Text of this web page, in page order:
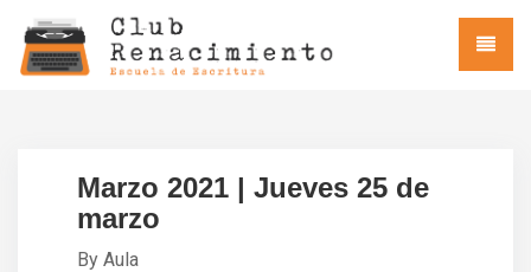
Marzo 2021 | Jueves 25 de
marzo
By Aula